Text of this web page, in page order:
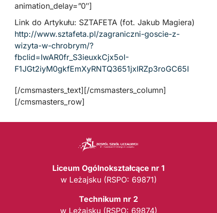
animation_delay=”0″]
Link do Artykułu: SZTAFETA (fot. Jakub Magiera)
http://www.sztafeta.pl/zagraniczni-goscie-z-
wizyta-w-chrobrym/?
fbclid=IwAR0fr_S3ieuxkCjx5oI-
F1JGt2iyM0gkfEmXyRNTQ3651jxIRZp3roGC65I
[/cmsmasters_text][/cmsmasters_column]
[/cmsmasters_row]
Liceum Ogólnokształcące nr 1
w Leżajsku (RSPO: 69871)
Technikum nr 2
w Leżajsku (RSPO: 69874)